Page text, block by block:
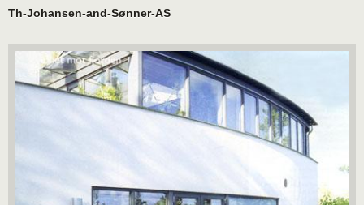
Th-Johansen-and-Sønner-AS